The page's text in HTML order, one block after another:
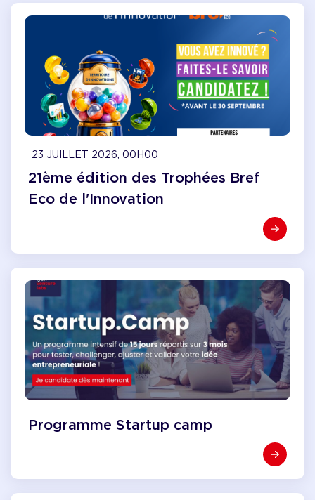
23 JUILLET 2026, 00H00
21ème édition des Trophées Bref
Eco de l'Innovation
Programme Startup camp